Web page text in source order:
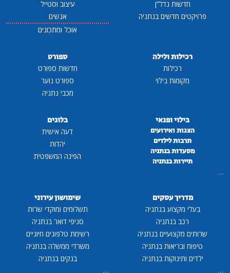
חדשות נדל"ן
פרויקטים חדשים בנתניה
עיצוב וסטייל
אנשים
אוכל ומתכונים
רכילות ולילה
רכילות
מקומות בילוי
ספורט
חדשות ספורט
ספורט נוער
מכבי נתניה
בילוי ופנאי
הצגות ואירועים
תרבות לילדים
מסעדות בנתניה
תיירות בנתניה
בלוגים
דעה אישית
יהדות
הפינה המשפטית
מדריך עסקים
בעלי מקצוע בנתניה
רכב בנתניה
שרותים מקצועיים בנתניה
טיפוח ובריאות בנתניה
ילדים ותינוקות בנתניה
שימושון עירוני
תשלומים ומוקדי שרות
סניפי דואר בנתניה
רשימת טלפונים חיוניים
משרדי ממשלה בנתניה
בנקים בנתניה